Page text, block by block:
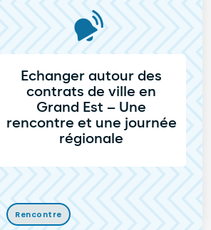
Echanger autour des
contrats de ville en
Grand Est – Une
rencontre et une journée
régionale
Rencontre